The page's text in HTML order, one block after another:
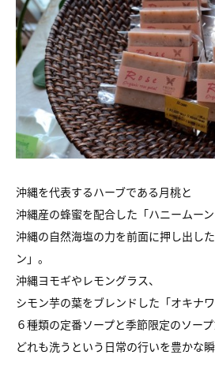
沖縄を代表するハーブである月桃と
沖縄産の蜂蜜を配合した「ハニームーン
沖縄の自然海塩の力を前面に押し出し
ン」。
沖縄ヨモギやレモングラス、
シモン芋の葉をブレンドした「オキナワ
６種類の定番ソープと季節限定のソー
どれも洗うという日常の行いを豊かな